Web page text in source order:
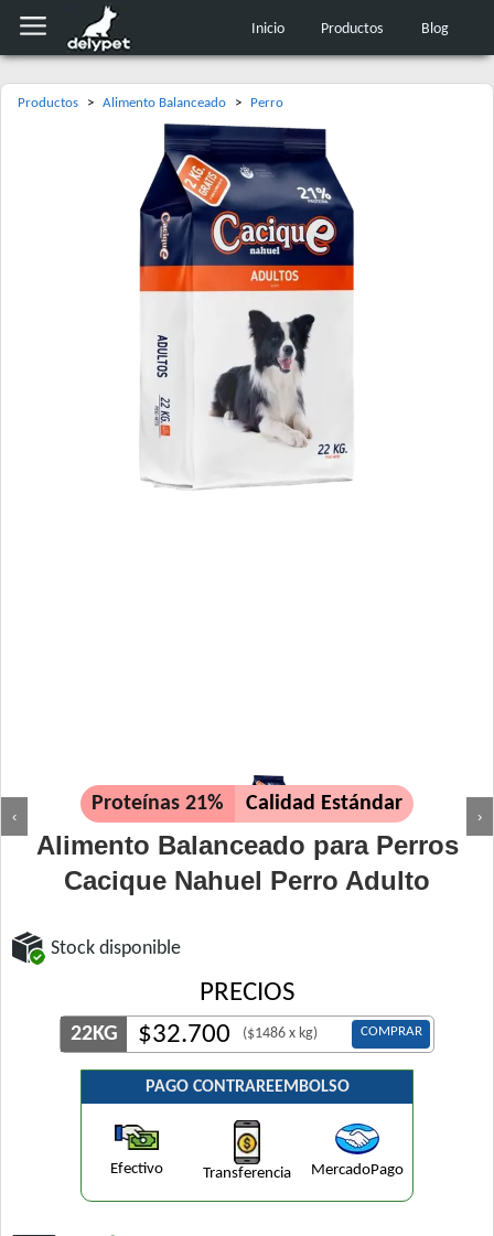
Inicio Productos Blog
Productos > Alimento Balanceado > Perro
‹ ›
Proteínas 21% Calidad Estándar
Alimento Balanceado para Perros
Cacique Nahuel Perro Adulto
Stock disponible
PRECIOS
22KG $32.700 ($1486 x kg) COMPRAR
PAGO CONTRAREEMBOLSO
Efectivo Transferencia MercadoPago